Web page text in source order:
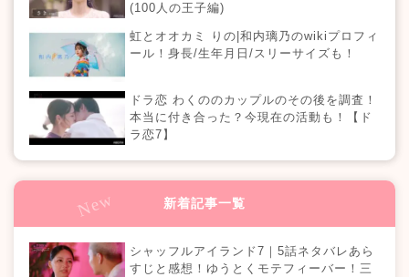
(100人の王子編)
虹とオオカミ りの|和内璃乃のwikiプロフィ
ール！身長/生年月日/スリーサイズも！
ドラ恋 わくののカップルのその後を調査！
本当に付き合った？今現在の活動も！【ド
ラ恋7】
新着記事一覧
シャッフルアイランド7｜5話ネタバレあら
すじと感想！ゆうとくモテフィーバー！三